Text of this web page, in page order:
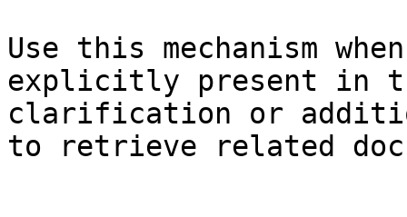
Use this mechanism
explicitly present in
clarification or